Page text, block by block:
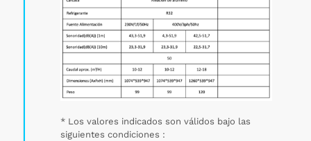
* Los valores indicados son válidos bajo las
siguientes condiciones :